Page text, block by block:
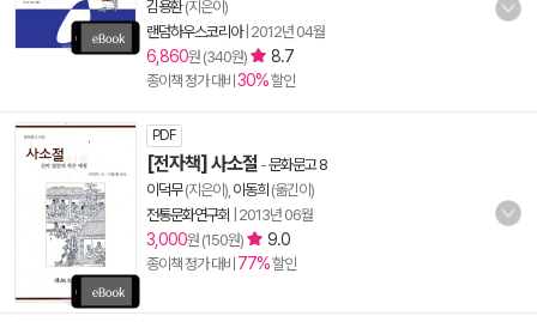
김용환(지은이)
랜덤하우스코리아| 2012년 04월
6,860원 (340원) 8.7
종이책 정가 대비 30%할인
PDF
[전자책] 사소절 -문화문고 8
이덕무(지은이), 이동희 (옮긴이)
전통문화연구회
2013년 06월
3,000원 (150원) 9.0
종이책 정가 대비 77%할인